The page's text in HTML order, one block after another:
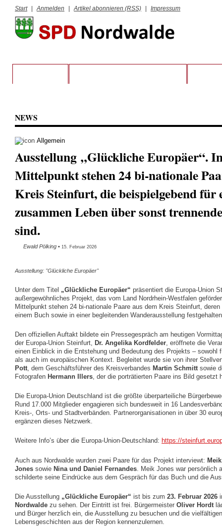
Start| Anmelden | Artikel abonnieren (RSS) | Impressum
NEWS
Allgemein
Ausstellung „Glückliche Europäer“.
Mittelpunkt stehen 24 bi-nationale
Kreis Steinfurt, die beispielgebend für
zusammen Leben über sonst
sind.
Ewald Pölking • 15. Februar 2026
Ausstellung: "Glückliche Europäer"
Unter dem Titel „Glückliche Europäer“ präsentiert die Europa-Union
außergewöhnliches Projekt, das vom Land Nordrhein-Westfalen
Mittelpunkt stehen 24 bi-nationale Paare aus dem Kreis Steinfurt,
einem Buch sowie in einer begleitenden Wanderausstellung
Den offiziellen Auftakt bildete ein Pressegespräch am heutigen
der Europa-Union Steinfurt,
Dr. Angelika Kordfelder , eröffnete die
einen Einblick in die Entstehung und Bedeutung des Projekts – sowohl
als auch im europäischen Kontext. Begleitet wurde sie von ihrer
Pott , dem Geschäftsführer des Kreisverbandes Martin Schmitt sowie
Fotografen Hermann Illers , der die porträtierten Paare ins Bild gesetzt
Die Europa-Union Deutschland ist die größte überparteiliche
Rund 17.000 Mitglieder engagieren sich bundesweit in 16
Kreis-, Orts- und Stadtverbänden. Partnerorganisationen in über 30
ergänzen dieses Netzwerk.
Weitere Info’s über die Europa-Union-Deutschland: https://
Auch aus Nordwalde wurden zwei Paare für das Projekt interviewt:
Jones sowie Nina und Daniel Fernandes . Meik Jones war persönlich
schilderte seine Eindrücke aus dem Gespräch für das Buch und die
Die Ausstellung „Glückliche Europäer“ ist bis zum 23. Februar 2026
Nordwalde zu sehen. Der Eintritt ist frei. Bürgermeister Oliver Hordt
und Bürger herzlich ein, die Ausstellung zu besuchen und die
Lebensgeschichten aus der Region kennenzulernen.